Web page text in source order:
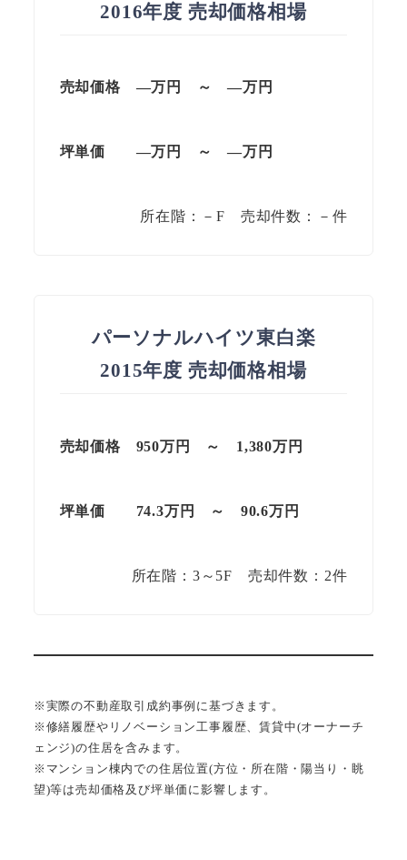
2016年度 売却価格相場
売却価格 —万円 ～—万円
坪単価 —万円 ～—万円
所在階：－F 売却件数：－件
パーソナルハイツ東白楽
2015年度 売却価格相場
売却価格 950万円 ～ 1,380万円
坪単価 74.3万円 ～ 90.6万円
所在階：3～5F 売却件数：2件
※実際の不動産取引成約事例に基づきます。
※修繕履歴やリノベーション工事履歴、賃貸中(オーナーチ
ェンジ)の住居を含みます。
※マンション棟内での住居位置(方位・所在階・陽当り・眺
望)等は売却価格及び坪単価に影響します。